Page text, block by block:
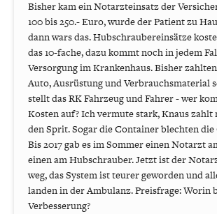
Bisher kam ein Notarzteinsatz der
100 bis 250.- Euro, wurde der Patient zu
dann wars das. Hubschraubereinsätze
das 10-fache, dazu kommt noch in jedem
Versorgung im Krankenhaus. Bisher
Auto, Ausrüstung und Verbrauchsmaterial
stellt das RK Fahrzeug und Fahrer - wer
Kosten auf? Ich vermute stark, Knaus
den Sprit. Sogar die Container blechten die
Bis 2017 gab es im Sommer einen Notarzt
einen am Hubschrauber. Jetzt ist der
weg, das System ist teurer geworden und
landen in der Ambulanz. Preisfrage: Worin
Verbesserung?